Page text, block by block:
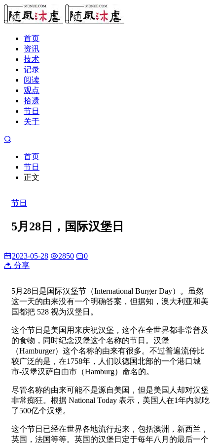
首页
资讯
技术
记录
阅读
观点
拾遗
节日
关于
首页
节日
正文
节日
5月28日，国际汉堡日
2023-05-28 2850
0
分享
5月28日是国际汉堡节（International Burger Day）。虽然
这一天的由来没有一个明确答案，但据知，澳大利亚和美
国都把 528 视为汉堡日。
这个节日是美国用来庆祝汉堡，这个在全世界都非常普及
的食物，同时纪念汉堡这个名称的节日。汉堡
（Hamburger）这个名称的由来有很多。不过普遍流传比
较广泛的是，在1758年，人们以德国北部的一个港口城
市-汉堡汉萨自由市（Hamburg）命名的。
尽管名称的由来可能不是源自美国，但是美国人却对汉堡
非常痴狂。根据 National Today 表示，美国人在1年内就吃
了500亿个汉堡。
这个节日已经在世界各地流行起来，包括澳洲，新西兰，
英国，法国等等。英国的汉堡日定于每年八月的最后一个